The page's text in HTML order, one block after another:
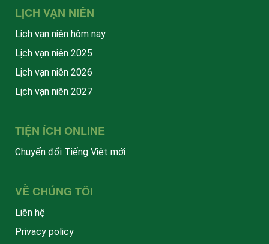
LỊCH VẠN NIÊN
Lịch vạn niên hôm nay
Lịch vạn niên 2025
Lịch vạn niên 2026
Lịch vạn niên 2027
TIỆN ÍCH ONLINE
Chuyển đổi Tiếng Việt mới
VỀ CHÚNG TÔI
Liên hệ
Privacy policy